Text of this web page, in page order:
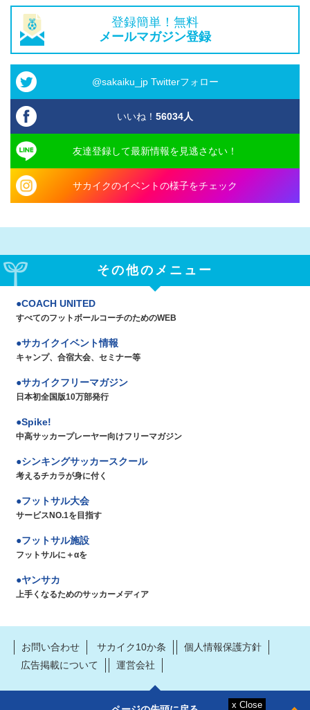
登録簡単！無料
メールマガジン登録
@sakaiku_jp Twitterフォロー
いいね！ 56034人
友達登録して最新情報を見逃さない！
サカイクのイベントの様子をチェック
その他のメニュー
COACH UNITED
すべてのフットボールコーチのためのWEB
サカイクイベント情報
キャンプ、合宿大会、セミナー等
サカイクフリーマガジン
日本初全国版10万部発行
Spike!
中高サッカープレーヤー向けフリーマガジン
シンキングサッカースクール
考えるチカラが身に付く
フットサル大会
サービスNO.1を目指す
フットサル施設
フットサルに＋αを
ヤンサカ
上手くなるためのサッカーメディア
お問い合わせ サカイク10か条
個人情報保護方針
広告掲載について
運営会社